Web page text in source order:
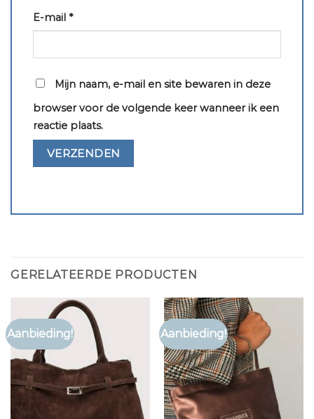
E-mail *
Mijn naam, e-mail en site bewaren in deze
browser voor de volgende keer wanneer ik een
reactie plaats.
GERELATEERDE PRODUCTEN
Aanbieding! Aanbieding!